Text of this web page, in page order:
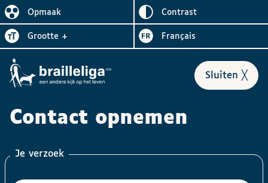
Opmaak
De lay-out vereenvoudigen
Omgekeerd
contrast
Letter
grootte vergroten
+ Visiter le site en
Français
Formulier
sluiten ╳
Contact opnemen
Je verzoek